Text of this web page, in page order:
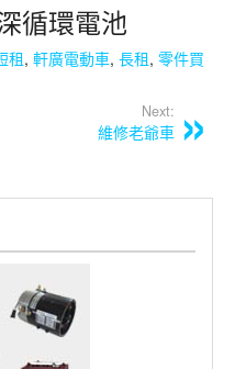
循環電池
租, 軒廣電動車, 長租, 零件買
Next:
維修老爺車